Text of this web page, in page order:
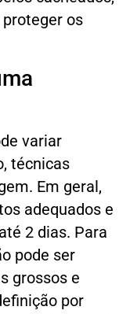
os
variar
técnicas
Em geral,
adequados e
2 dias. Para
pode ser
grossos e
por